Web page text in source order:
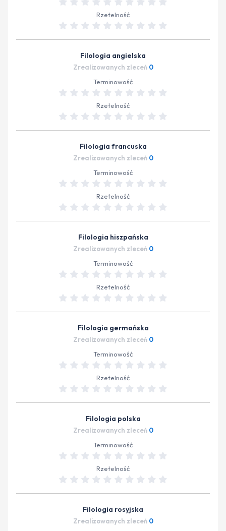
Rzetelność
Filologia angielska
Zrealizowanych zleceń 0
Terminowość
Rzetelność
Filologia francuska
Zrealizowanych zleceń 0
Terminowość
Rzetelność
Filologia hiszpańska
Zrealizowanych zleceń 0
Terminowość
Rzetelność
Filologia germańska
Zrealizowanych zleceń 0
Terminowość
Rzetelność
Filologia polska
Zrealizowanych zleceń 0
Terminowość
Rzetelność
Filologia rosyjska
Zrealizowanych zleceń 0